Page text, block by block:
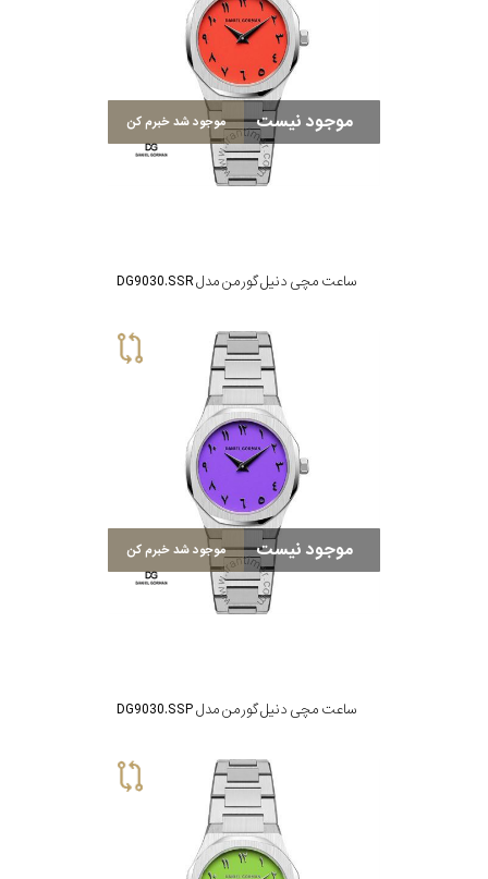
موجود نیست موجود شد خبرم کن
ساعت مچی دنیل گورمن مدل DG9030.SSR
موجود نیست موجود شد خبرم کن
ساعت مچی دنیل گورمن مدل DG9030.SSP